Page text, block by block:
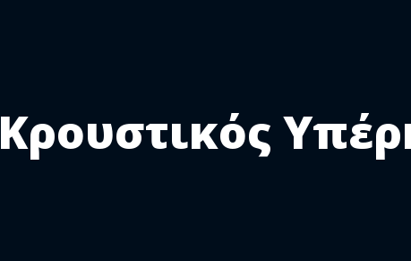
Κρουστικός